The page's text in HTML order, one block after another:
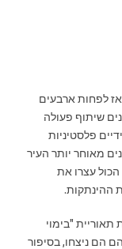
אז לפחות ארבעים
שיתוף פעולה
פלסטיניות
מאוחר יותר העיר
עצרו את
ההינתקות.
"בימוי
הם ניצחו, בסיפור